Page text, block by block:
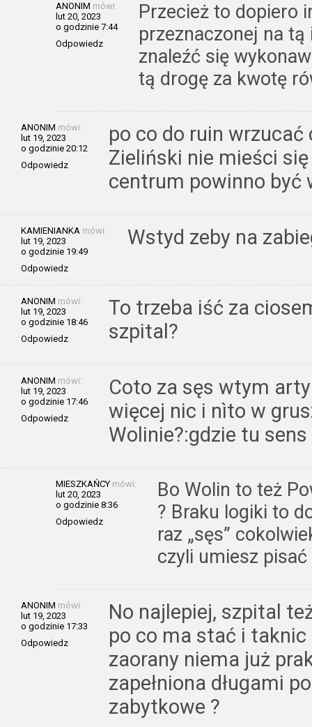
ANONIM mówi:
lut 20, 2023
o godzinie 7:44
Odpowiedz
Przecież to dopiero
przeznaczonej na
znaleźć się
tą drogę za kwotę
ANONIM mówi:
lut 19, 2023
o godzinie 20:12
Odpowiedz
po co do ruin
Zieliński nie mieści
centrum powinno być
KAMIENIANKA mówi:
lut 19, 2023
o godzinie 19:49
Odpowiedz
Wstyd zeby na
ANONIM mówi:
lut 19, 2023
o godzinie 18:46
Odpowiedz
To trzeba iść za
szpital?
ANONIM mówi:
lut 19, 2023
o godzinie 17:46
Odpowiedz
Coto za sęs wtym
więcej nic i nìto w
Wolinie?:gdzie tu
MIESZKAŃCY mówi:
lut 20, 2023
o godzinie 8:36
Odpowiedz
Bo Wolin to też
? Braku logiki to
raz „sęs”
czyli umiesz pisać
ANONIM mówi:
lut 19, 2023
o godzinie 17:33
Odpowiedz
No najlepiej, szpital
po co ma stać i taknic
zaorany niema już
zapełniona długami
zabytkowe ?